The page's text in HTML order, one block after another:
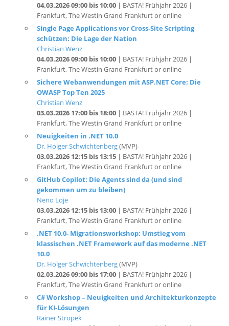
Single Page Applications vor Cross-Site Scripting
schützen: Die Lage der Nation
Christian Wenz
04.03.2026 09:00 bis 10:00| BASTA! Frühjahr 2026 |
Frankfurt, The Westin Grand Frankfurt or online
Sichere Webanwendungen mit ASP.NET Core: Die
OWASP Top Ten 2025
Christian Wenz
03.03.2026 17:00 bis 18:00
Frankfurt, The Westin Grand Frankfurt or online
Neuigkeiten in .NET 10.0
Dr. Holger Schwichtenberg(MVP)
03.03.2026 12:15 bis 13:15| BASTA! Frühjahr 2026 |
Frankfurt, The Westin Grand Frankfurt or online
GitHub Copilot: Die Agents sind da (und sind
gekommen um zu bleiben)
Neno Loje
03.03.2026 12:15 bis 13:00| BASTA! Frühjahr 2026 |
Frankfurt, The Westin Grand Frankfurt or online
.NET 10.0- Migrationsworkshop: Umstieg vom
klassischen .NET Framework auf das moderne .NET
10.0
Dr. Holger Schwichtenberg(MVP)
02.03.2026 09:00 bis 17:00
Frankfurt, The Westin Grand Frankfurt or online
C# Workshop – Neuigkeiten und Architekturkonzepte
für KI-Lösungen
Rainer Stropek
02.03.2026 09:00 bis 17:00
Frankfurt, The Westin Grand Frankfurt or online